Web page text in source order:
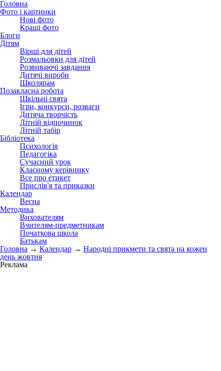
Головна
Фото і картинки
Нові фото
Кращі фото
Блоги
Дітям
Вірші для дітей
Розмальовки для дітей
Розвиваючі завдання
Дитячі вироби
Школярам
Позакласна робота
Шкільні свята
Ігри, конкурси, розваги
Дитяча творчість
Літній відпочинок
Літній табір
Бібліотека
Психологія
Педагогіка
Сучасний урок
Класному керівнику
Все про етикет
Прислів'я та приказки
Календар
Весна
Методика
Вихователям
Вчителям-предметникам
Початкова школа
Батькам
Головна → Календар → Народні прикмети та свята на кожен
день жовтня
Реклама